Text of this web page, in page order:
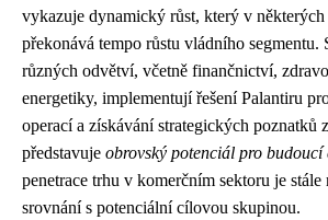
vykazuje dynamický růst, který v
překonává tempo růstu vládního segmentu.
různých odvětví, včetně finančnictví,
energetiky, implementují řešení Palantiru
operací a získávání strategických poznatků
představuje obrovský potenciál pro budoucí
penetrace trhu v komerčním sektoru je
srovnání s potenciální cílovou skupinou.